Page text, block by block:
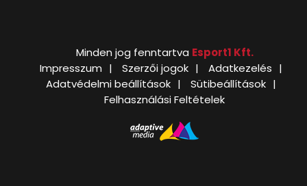
Minden jog fenntartva Esport1 Kft.
Impresszum
Szerzői jogok
Adatkezelés
Adatvédelmi beállítások
Sütibeállítások
Felhasználási Feltételek